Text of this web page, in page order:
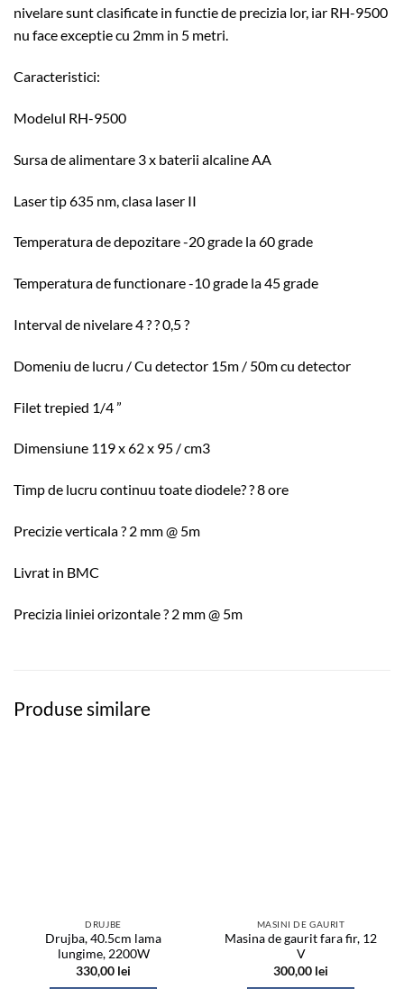
nivelare sunt clasificate in functie de precizia lor, iar RH-9500
nu face exceptie cu 2mm in 5 metri.
Caracteristici:
Modelul RH-9500
Sursa de alimentare 3 x baterii alcaline AA
Laser tip 635 nm, clasa laser II
Temperatura de depozitare -20 grade la 60 grade
Temperatura de functionare -10 grade la 45 grade
Interval de nivelare 4 ? ? 0,5 ?
Domeniu de lucru / Cu detector 15m / 50m cu detector
Filet trepied 1/4 ”
Dimensiune 119 x 62 x 95 / cm3
Timp de lucru continuu toate diodele? ? 8 ore
Precizie verticala ? 2 mm @ 5m
Livrat in BMC
Precizia liniei orizontale ? 2 mm @ 5m
Produse similare
DRUJBE
Drujba, 40.5cm lama
lungime, 2200W
330,00 lei
MASINI DE GAURIT
Masina de gaurit fara fir, 12
V
300,00 lei